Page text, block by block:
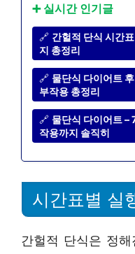
➕ 실시간 인기글
🔗 간헐적 단식 시간
지 총정리
🔗 물단식 다이어트
부작용 총정리
🔗 물단식 다이어트 –
작용까지 솔직히
시간표별 실
간헐적 단식은 정